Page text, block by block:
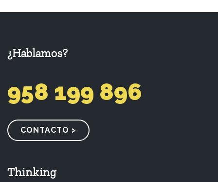
¿Hablamos?
958 199 896
CONTACTO >
Thinking